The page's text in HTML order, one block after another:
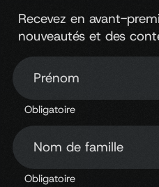
Recevez en avant-
nouveautés et des
Prénom
Obligatoire
Nom de famille
Obligatoire